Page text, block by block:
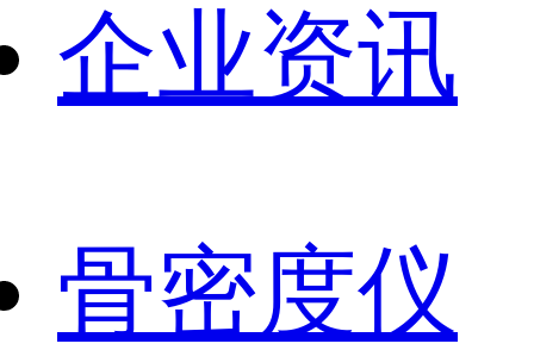
企业资讯
骨密度仪